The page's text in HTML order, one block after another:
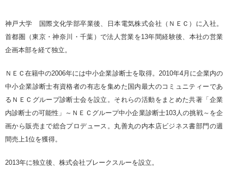
神戸大学 国際文化学部卒業後、日本電気株式会社（ＮＥＣ）に入社。
首都圏（東京・神奈川・千葉）で法人営業を13年間経験後、本社の営業
企画本部を経て独立。
ＮＥＣ在籍中の2006年には中小企業診断士を取得。2010年4月に企業内の
中小企業診断士有資格者の有志を集めた国内最大のコミュニティーであ
るＮＥＣグループ診断士会を設立。それらの活動をまとめた共著「企業
内診断士の可能性」～ＮＥＣグループ中小企業診断士103人の挑戦～を企
画から販売まで総合プロデュース。丸善丸の内本店ビジネス書部門の週
間売上1位を獲得。
2013年に独立後、株式会社ブレークスルーを設立。